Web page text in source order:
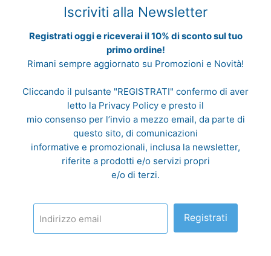
Iscriviti alla Newsletter
Registrati oggi e riceverai il 10% di sconto sul tuo
primo ordine!
Rimani sempre aggiornato su Promozioni e Novità!
Cliccando il pulsante "REGISTRATI" confermo di aver
letto la Privacy Policy e presto il
mio consenso per l’invio a mezzo email, da parte di
questo sito, di comunicazioni
informative e promozionali, inclusa la newsletter,
riferite a prodotti e/o servizi propri
e/o di terzi.
Indirizzo email Registrati